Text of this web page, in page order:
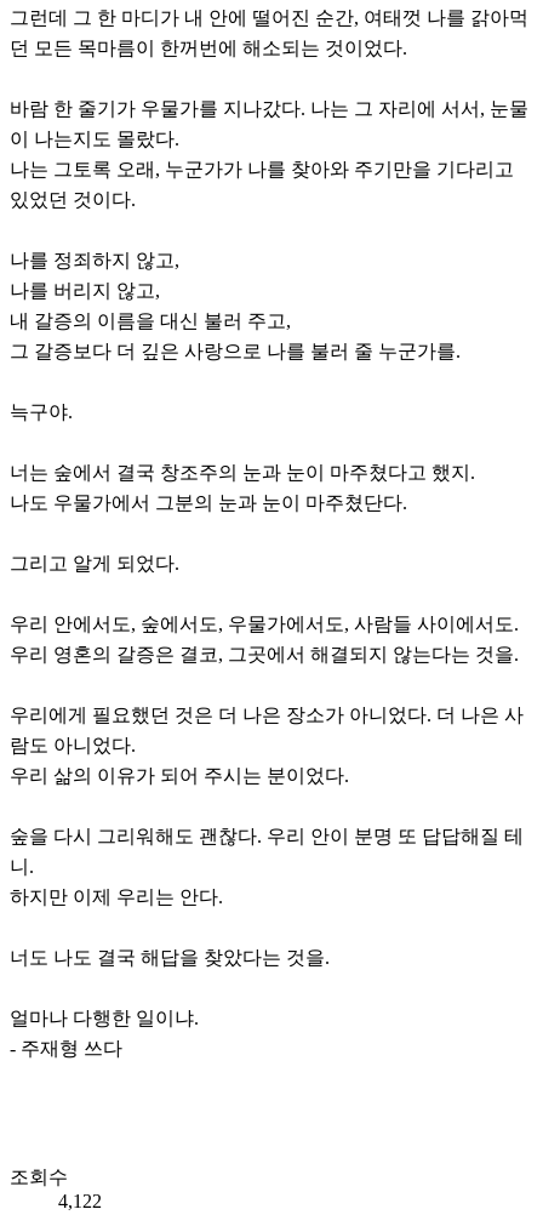
그런데 그 한 마디가 내 안에 떨어진 순간, 여태껏 나를 갉아먹
던 모든 목마름이 한꺼번에 해소되는 것이었다.
바람 한 줄기가 우물가를 지나갔다. 나는 그 자리에 서서, 눈물
이 나는지도 몰랐다.
나는 그토록 오래, 누군가가 나를 찾아와 주기만을 기다리고
있었던 것이다.
나를 정죄하지 않고,
나를 버리지 않고,
내 갈증의 이름을 대신 불러 주고,
그 갈증보다 더 깊은 사랑으로 나를 불러 줄 누군가를.
늑구야.
너는 숲에서 결국 창조주의 눈과 눈이 마주쳤다고 했지.
나도 우물가에서 그분의 눈과 눈이 마주쳤단다.
그리고 알게 되었다.
우리 안에서도, 숲에서도, 우물가에서도, 사람들 사이에서도.
우리 영혼의 갈증은 결코, 그곳에서 해결되지 않는다는 것을.
우리에게 필요했던 것은 더 나은 장소가 아니었다. 더 나은 사
람도 아니었다.
우리 삶의 이유가 되어 주시는 분이었다.
숲을 다시 그리워해도 괜찮다. 우리 안이 분명 또 답답해질 테
니.
하지만 이제 우리는 안다.
너도 나도 결국 해답을 찾았다는 것을.
얼마나 다행한 일이냐.
- 주재형 쓰다
조회수
4,122